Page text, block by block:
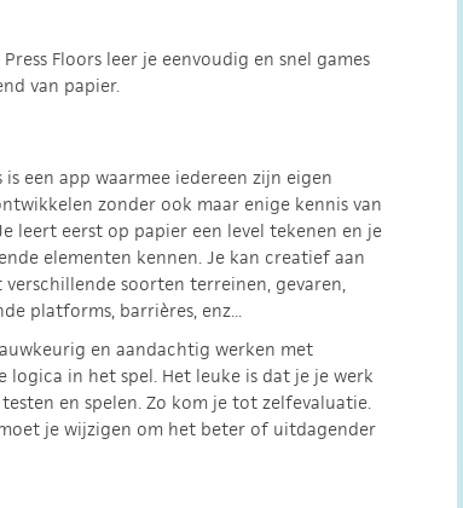
Floors leer je eenvoudig en snel games
van papier.
is een app waarmee iedereen zijn eigen
zonder ook maar enige kennis van
leert eerst op papier een level tekenen en je
elementen kennen. Je kan creatief aan
verschillende soorten terreinen, gevaren,
platforms, barrières, enz...
en aandachtig werken met
logica in het spel. Het leuke is dat je je werk
en spelen. Zo kom je tot zelfevaluatie.
je wijzigen om het beter of uitdagender